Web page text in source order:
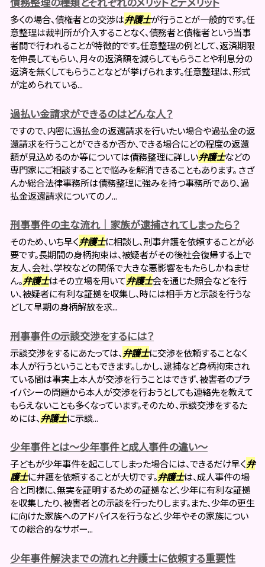
多くの場合、債権者との交渉は弁護士が行うことが一般的です。任
意整理は裁判所が介入することなく、債務者と債権者という当事
者間で行われることが特徴的です。任意整理の例として、返済期限
を伸長してもらい、月々の返済額を減らしてもらうことや利息分の
返済を無くしてもらうことなどが挙げられます。任意整理は、形式
が定められている...
過払い金請求ができるのはどんな人？
ですので、内密に過払金の返還請求を行いたい場合や過払金の返
還請求を行うことができるか否か、できる場合にどの程度の返還
額が見込めるのか等については債務整理に詳しい弁護士などの
専門家にご相談することで悩みを解消できることもあります。 さざ
んか総合法律事務所は債務整理に強みを持つ事務所であり、過
払金返還請求についてのノ...
刑事事件の主な流れ｜家族が逮捕されてしまったら？
そのため、いち早く弁護士に相談し、刑事弁護を依頼することが必
要です。長期間の身柄拘束は、被疑者がその後社会復帰する上で
友人、会社、学校などの関係で大きな悪影響をもたらしかねませ
ん。弁護士はその立場を用いて弁護士会を通じた照会などを行
い、被疑者に有利な証拠を収集し、時には相手方と示談を行うな
どして早期の身柄解放を求...
刑事事件の示談交渉をするには？
示談交渉をするにあたっては、 弁護士に交渉を依頼することなく
本人が行うということもできます。しかし、逮捕など身柄拘束され
ている間は事実上本人が交渉を行うことはできず、被害者のプラ
イバシーの問題から本人が交渉を行おうとしても連絡先を教えて
もらえないことも多くなっています。そのため、示談交渉をするた
めには、 弁護士に示談...
少年事件とは～少年事件と成人事件の違い～
子どもが少年事件を起こしてしまった場合には、できるだけ早く弁
護士に弁護を依頼することが大切です。弁護士は、成人事件の場
合と同様に、無実を証明するための証拠など、少年に有利な証拠
を収集したり、被害者との示談を行ったりします。また、少年の更生
に向けた家族へのアドバイスを行うなど、少年やその家族につい
ての総合的なサポー...
少年事件解決までの流れと弁護士に依頼する重要性